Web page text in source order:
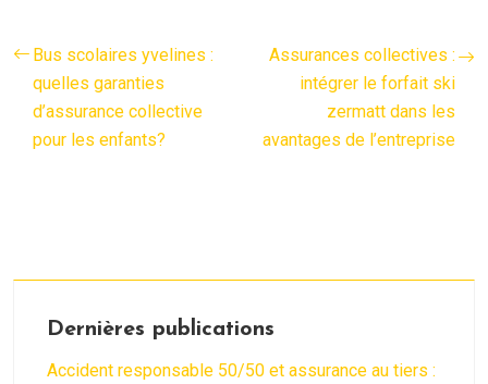
Bus scolaires yvelines :
quelles garanties
d’assurance collective
pour les enfants?
Assurances collectives :
intégrer le forfait ski
zermatt dans les
avantages de l’entreprise
Dernières publications
Accident responsable 50/50 et assurance au tiers :